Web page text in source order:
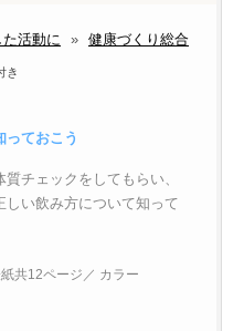
活動に » 健康づくり総合
き
っておこう
チェックをしてもらい、
しい飲み方について知って
共12ページ／ カラー